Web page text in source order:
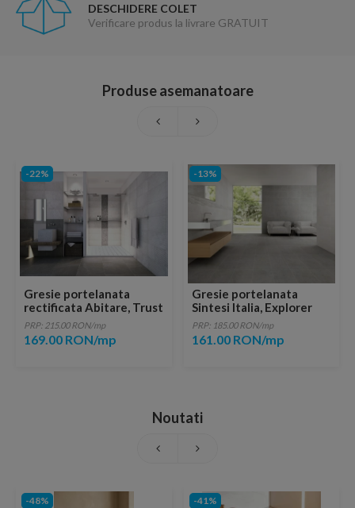
DESCHIDERE COLET
Verificare produs la livrare GRATUIT
Produse asemanatoare
-22%
Gresie portelanata
rectificata Abitare, Trust
Black 60x30 cm
PRP: 215.00 RON/mp
169.00 RON/mp
-13%
Gresie portelanata
Sintesi Italia, Explorer
Bianco 60,4x30 cm
PRP: 185.00 RON/mp
161.00 RON/mp
Noutati
-48% -41%